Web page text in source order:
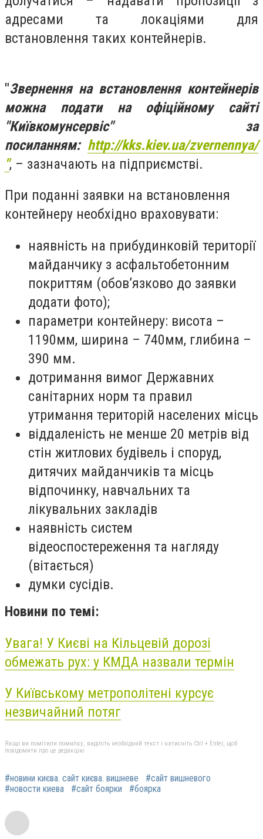
адресами та локаціями для
встановлення таких контейнерів.
"Звернення на встановлення контейнерів
можна подати на офіційному сайті
"Київкомунсервіс" за
посиланням: http://kks.kiev.ua/zvernennya/
", – зазначають на підприємстві.
При поданні заявки на встановлення
контейнеру необхідно враховувати:
наявність на прибудинковій території
майданчику з асфальтобетонним
покриттям (обов’язково до заявки
додати фото);
параметри контейнеру: висота –
1190мм, ширина – 740мм, глибина –
390 мм.
дотримання вимог Державних
санітарних норм та правил
утримання територій населених місць
віддаленість не менше 20 метрів від
стін житлових будівель і споруд,
дитячих майданчиків та місць
відпочинку, навчальних та
лікувальних закладів
наявність систем
відеоспостереження та нагляду
(вітається)
думки сусідів.
Новини по темі:
Увага! У Києві на Кільцевій дорозі
обмежать рух: у КМДА назвали термін
У Київському метрополітені курсує
незвичайний потяг
Якщо ви помітили помилку, виділіть необхідний текст і натисніть Ctrl + Enter, щоб
повідомити про це редакцію
#новини києва. сайт києва. вишневе
#сайт вишневого
#новости киева
#сайт боярки #боярка